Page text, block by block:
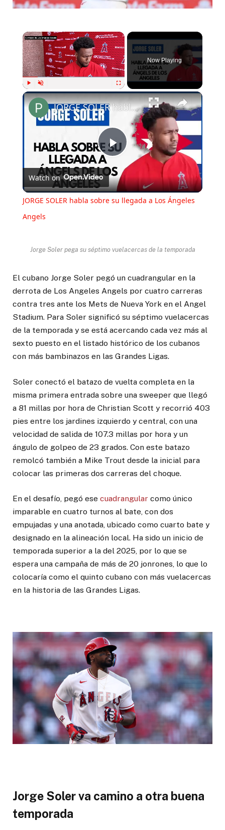
Play Unmute Fullscreen
Now Playing
Play
Video
JORGE SOLER habla sobre su llegada a Los Ángeles Angels
Watch on
JORGE SOLER habla sobre su llegada a Los Ángeles
Angels
Jorge Soler pega su séptimo vuelacercas de la temporada
El cubano Jorge Soler pegó un cuadrangular en la
derrota de Los Angeles Angels por cuatro carreras
contra tres ante los Mets de Nueva York en el Angel
Stadium. Para Soler significó su séptimo vuelacercas
de la temporada y se está acercando cada vez más al
sexto puesto en el listado histórico de los cubanos
con más bambinazos en las Grandes Ligas.
Soler conectó el batazo de vuelta completa en la
misma primera entrada sobre una sweeper que llegó
a 81 millas por hora de Christian Scott y recorrió 403
pies entre los jardines izquierdo y central, con una
velocidad de salida de 107.3 millas por hora y un
ángulo de golpeo de 23 grados. Con este batazo
remolcó también a Mike Trout desde la inicial para
colocar las primeras dos carreras del choque.
En el desafío, pegó ese cuadrangular como único
imparable en cuatro turnos al bate, con dos
empujadas y una anotada, ubicado como cuarto bate y
designado en la alineación local. Ha sido un inicio de
temporada superior a la del 2025, por lo que se
espera una campaña de más de 20 jonrones, lo que lo
colocaría como el quinto cubano con más vuelacercas
en la historia de las Grandes Ligas.
Jorge Soler va camino a otra buena
temporada